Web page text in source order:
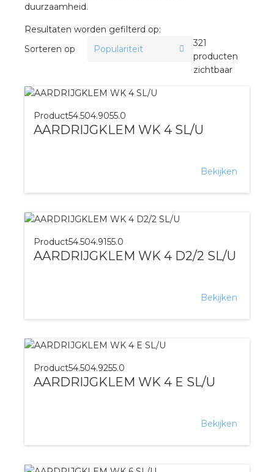
duurzaamheid.
Resultaten worden gefilterd op:
Sorteren op
321
producten
zichtbaar
Product54.504.9055.0
AARDRIJGKLEM WK 4 SL/U
Bekijken
Product54.504.9155.0
AARDRIJGKLEM WK 4 D2/2 SL/U
Bekijken
Product54.504.9255.0
AARDRIJGKLEM WK 4 E SL/U
Bekijken